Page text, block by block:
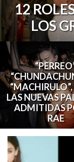
12
LOS
“MACHIRULO”,
LAS NUEVAS
ADMITIDAS
RAE